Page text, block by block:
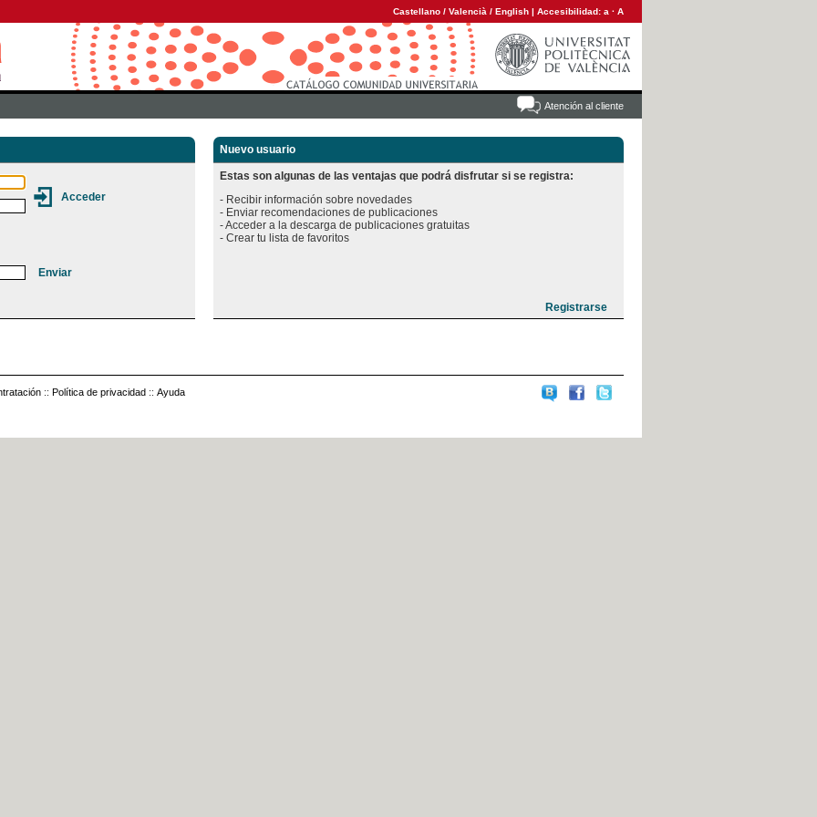
Castellano / Valencià / English | Accesibilidad: a · A
Atención al cliente
Nuevo usuario
Estas son algunas de las ventajas que podrá disfrutar si se registra:
- Recibir información sobre novedades
- Enviar recomendaciones de publicaciones
- Acceder a la descarga de publicaciones gratuitas
:: Política de privacidad :: Ayuda